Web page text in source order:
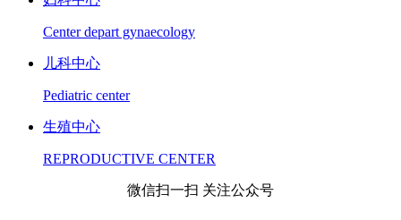
Center depart gynaecology
儿科中心
Pediatric center
生殖中心
REPRODUCTIVE CENTER
微信扫一扫 关注公众号